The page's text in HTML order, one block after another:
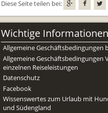
Diese Seite teilen bei:
Wichtige Informationen
Allgemeine Geschäftsbedingungen
Allgemeine Geschäftsbedingungen
einzelnen Reiseleistungen
Datenschutz
Facebook
Wissenswertes zum Urlaub mit
und Südengland